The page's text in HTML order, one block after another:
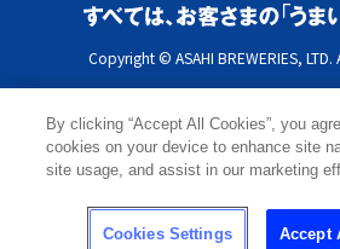
Copyright © ASAHI BREWERIES, LTD.
By clicking “Accept All Cookies”, you
cookies on your device to enhance site
site usage, and assist in our marketing
Cookies Settings Accept